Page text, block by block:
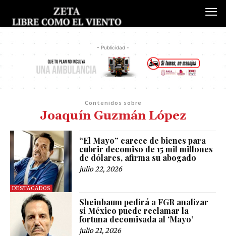
- Publicidad -
Contenidos sobre
Joaquín Guzmán López
DESTACADOS
“El Mayo” carece de bienes para
cubrir decomiso de 15 mil millones
de dólares, afirma su abogado
julio 22, 2026
Sheinbaum pedirá a FGR analizar
si México puede reclamar la
fortuna decomisada al ‘Mayo’
julio 21, 2026